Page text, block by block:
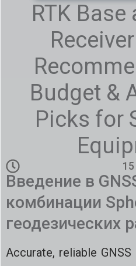
RTK Base
Budget &
Picks for
Введение в
комбинации
геодезических
Accurate, reliable